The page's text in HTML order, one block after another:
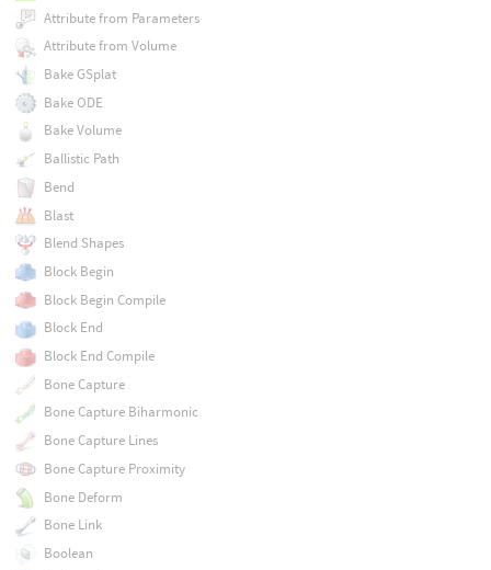
Attribute from Parameters
Attribute from Volume
Bake GSplat
Bake ODE
Bake Volume
Ballistic Path
Bend
Blast
Blend Shapes
Block Begin
Block Begin Compile
Block End
Block End Compile
Bone Capture
Bone Capture Biharmonic
Bone Capture Lines
Bone Capture Proximity
Bone Deform
Bone Link
Boolean